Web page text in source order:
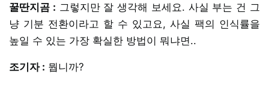
꿀딴지곰 : 그렇지만 잘 생각해 보세요. 사실 부는 건 그
냥 기분 전환이라고 할 수 있고요, 사실 팩의 인식률을
높일 수 있는 가장 확실한 방법이 뭐냐면..
조기자 : 뭡니까?